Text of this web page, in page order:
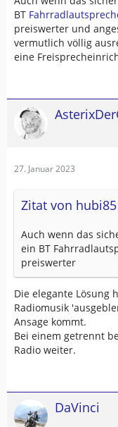
BT
preiswerter und
vermutlich völlig
eine
27. Januar 2023
Zitat von
Auch wenn das
ein BT
preiswerter
Die elegante Lösung
Radiomusik
Ansage kommt.
Bei einem getrennt
Radio weiter.
DaVinci